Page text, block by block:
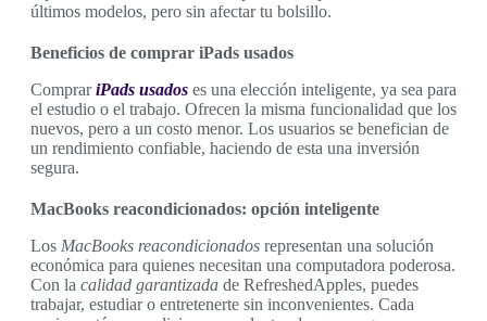
últimos modelos, pero sin afectar tu bolsillo.
Beneficios de comprar iPads usados
ComprariPads usados es una elección inteligente, ya sea para
el estudio o el trabajo. Ofrecen la misma funcionalidad que los
nuevos, pero a un costo menor. Los usuarios se benefician de
un rendimiento confiable, haciendo de esta una inversión
segura.
MacBooks reacondicionados: opción inteligente
Los MacBooks reacondicionados representan una solución
económica para quienes necesitan una computadora poderosa.
Con la calidad garantizada de RefreshedApples, puedes
trabajar, estudiar o entretenerte sin inconvenientes. Cada